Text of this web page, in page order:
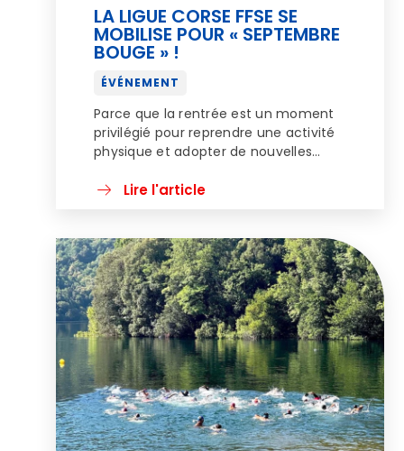
LA LIGUE CORSE FFSE SE
MOBILISE POUR « SEPTEMBRE
BOUGE » !
ÉVÉNEMENT
Parce que la rentrée est un moment
privilégié pour reprendre une activité
physique et adopter de nouvelles
Ligue Corse du Sport d’Entreprise
d’Entreprise-FFSE (FFSE) et du
Ministère des Sports, de la Jeunesse et
de la Vie associative et du […]
Lire l'article